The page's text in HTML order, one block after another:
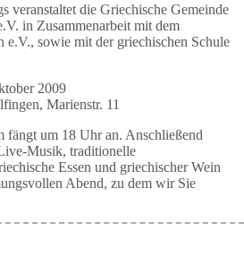
veranstaltet die Griechische Gemeinde
in Zusammenarbeit mit dem
e.V., sowie mit der griechischen Schule
2009
Marienstr. 11
fängt um 18 Uhr an. Anschließend
Musik, traditionelle
Essen und griechischer Wein
Abend, zu dem wir Sie